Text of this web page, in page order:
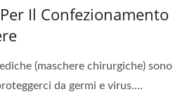
Il Confezionamento
(maschere chirurgiche) sono
da germi e virus....